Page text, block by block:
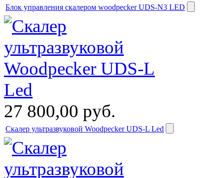
Блок управления скалером woodpecker UDS-N3 LED
27 800,00 руб.
Скалер ультразвуковой Woodpecker UDS-L Led